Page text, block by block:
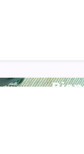
Contactez votre